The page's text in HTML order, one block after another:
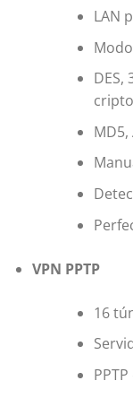
LAN
DES,
VPN PPTP
16